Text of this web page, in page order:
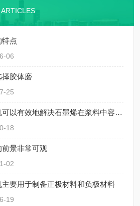
ARTICLES
特点
06
胶体磨
25
石墨烯浆料分散机可以有效地解决石墨烯在浆料中容易团聚的问题
18
景非常可观
02
要用于制备正极材料和负极材料
19